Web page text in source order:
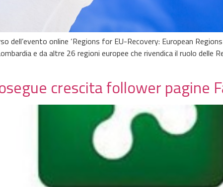
online ‘Regions for EU-Recovery: European
e da altre 26 regioni europee che rivendica il ruolo delle
crescita follower pagine